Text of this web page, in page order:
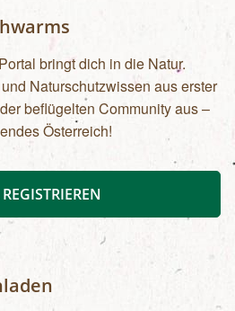
bringt dich in die Natur.
Naturschutzwissen aus erster
beflügelten Community aus –
Österreich!